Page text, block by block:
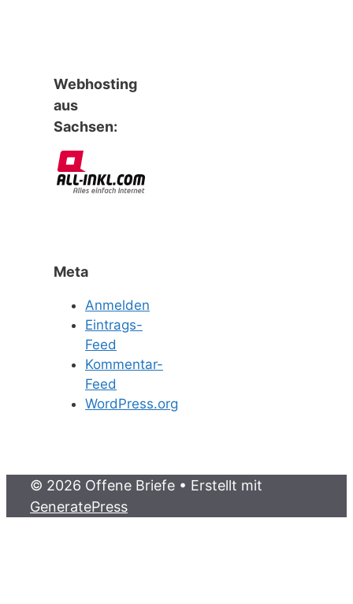
Webhosting
aus
Sachsen:
Meta
Anmelden
Eintrags-
Feed
Kommentar-
Feed
WordPress.org
© 2026 Offene Briefe • Erstellt mit
GeneratePress